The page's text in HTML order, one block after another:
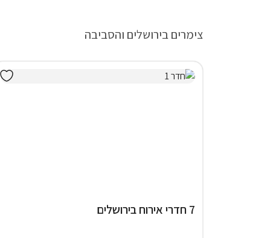
צימרים בירושלים והסביבה
7 חדרי אירוח בירושלים